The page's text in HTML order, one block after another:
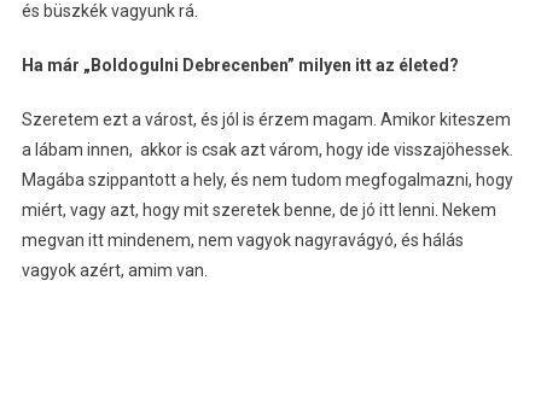
és büszkék vagyunk rá.
Ha már „Boldogulni Debrecenben” milyen itt az életed?
Szeretem ezt a várost, és jól is érzem magam. Amikor kiteszem
a lábam innen, akkor is csak azt várom, hogy ide visszajöhessek.
Magába szippantott a hely, és nem tudom megfogalmazni, hogy
miért, vagy azt, hogy mit szeretek benne, de jó itt lenni. Nekem
megvan itt mindenem, nem vagyok nagyravágyó, és hálás
vagyok azért, amim van.